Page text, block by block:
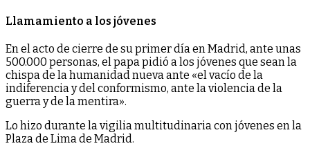
Llamamiento a los jóvenes
En el acto de cierre de su primer día en Madrid, ante unas
500.000 personas, el papa pidió a los jóvenes que sean la
chispa de la humanidad nueva ante «el vacío de la
indiferencia y del conformismo, ante la violencia de la
guerra y de la mentira».
Lo hizo durante la vigilia multitudinaria con jóvenes en la
Plaza de Lima de Madrid.